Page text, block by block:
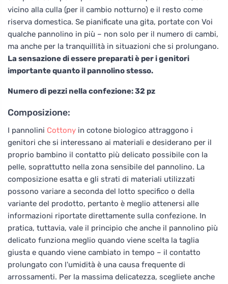
vicino alla culla (per il cambio notturno) e il resto come
riserva domestica. Se pianificate una gita, portate con Voi
qualche pannolino in più – non solo per il numero di cambi,
ma anche per la tranquillità in situazioni che si prolungano.
La sensazione di essere preparati è per i genitori
importante quanto il pannolino stesso.
Numero di pezzi nella confezione: 32 pz
Composizione:
I pannolini Cottony in cotone biologico attraggono i
genitori che si interessano ai materiali e desiderano per il
proprio bambino il contatto più delicato possibile con la
pelle, soprattutto nella zona sensibile del pannolino. La
composizione esatta e gli strati di materiali utilizzati
possono variare a seconda del lotto specifico o della
variante del prodotto, pertanto è meglio attenersi alle
informazioni riportate direttamente sulla confezione. In
pratica, tuttavia, vale il principio che anche il pannolino più
delicato funziona meglio quando viene scelta la taglia
giusta e quando viene cambiato in tempo – il contatto
prolungato con l'umidità è una causa frequente di
arrossamenti. Per la massima delicatezza, scegliete anche